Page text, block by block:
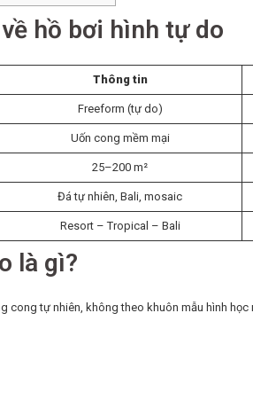
hồ bơi hình tự do
Thông tin
Freeform (tự do)
Uốn cong mềm mại
25–200 m²
Đá tự nhiên, Bali, mosaic
Resort – Tropical – Bali
là gì?
cong tự nhiên, không theo khuôn mẫu hình